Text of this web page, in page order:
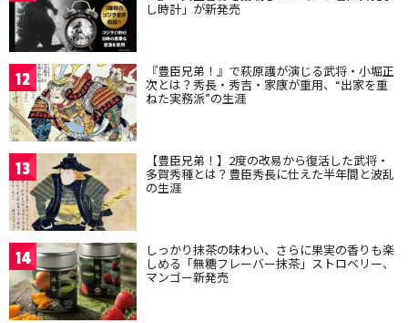
し時計」が新発売
12 『豊臣兄弟！』で萩原護が演じる武将・小堀正
次とは？秀長・秀吉・家康が重用、“出家を重
ねた実務派”の生涯
13 【豊臣兄弟！】2度の改易から復活した武将・
多賀秀種とは？豊臣秀長に仕えた半年間と波乱
の生涯
14 しっかり抹茶の味わい、さらに果実の香りも楽
しめる「無糖フレーバー抹茶」ストロベリー、
マンゴー新発売